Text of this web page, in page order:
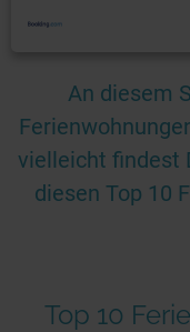
An diesem
vielleicht findest
diesen Top 10
Top 10